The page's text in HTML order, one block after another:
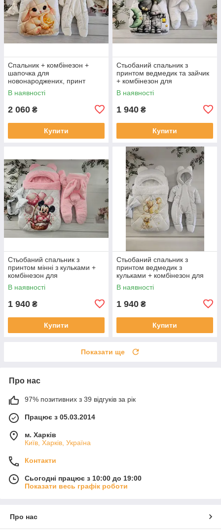
Спальник + комбінезон +
шапочка для
новонароджених, принт
зайченя, молочний
В наявності
2 060 ₴
Купити
Стьобаний спальник з
принтом ведмедик та зайчик
+ комбінезон для
новонароджених, білий із
зеленим
В наявності
1 940 ₴
Купити
Стьобаний спальник з
принтом мінні з кульками +
комбінезон для
новонароджених, рожевий
В наявності
1 940 ₴
Купити
Стьобаний спальник з
принтом ведмедик з
кульками + комбінезон для
новонароджених, білий
В наявності
1 940 ₴
Купити
Показати ще
Про нас
97% позитивних з 39 відгуків за рік
Працює з 05.03.2014
м. Харків
Київ, Харків, Україна
Контакти
Сьогодні працює з 10:00 до 19:00
Показати весь графік роботи
Про нас